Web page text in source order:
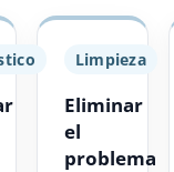
Limpieza
Eliminar
el
problema